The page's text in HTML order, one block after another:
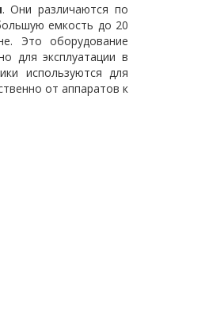
. Они различаются по
емкость до 20
Это оборудование
для эксплуатации в
используются для
от аппаратов к